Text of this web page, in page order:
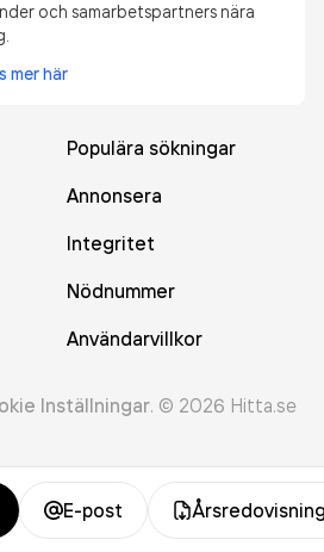
E-post
och samarbetspartners nära
mer här
Populära sökningar
Annonsera
Integritet
Nödnummer
Användarvillkor
Inställningar. © 2026 Hitta.se